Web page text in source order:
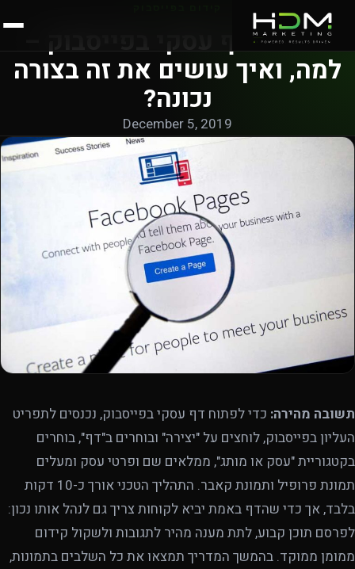
פתיחת דף עסקי בפייסבוק –
למה, ואיך עושים את זה בצורה
נכונה?
December 5, 2019
תשובה מהירה: כדי לפתוח דף עסקי בפייסבוק, נכנסים לתפריט
העליון בפייסבוק, לוחצים על "יצירה" ובוחרים ב"דף", בוחרים
בקטגוריית "עסק או מותג", ממלאים שם ופרטי עסק ומעלים
תמונת פרופיל ותמונת קאבר. התהליך הטכני אורך כ-10 דקות
בלבד, אך כדי שהדף באמת יביא לקוחות צריך גם לנהל אותו נכון:
לפרסם תוכן קבוע, לתת מענה מהיר לתגובות ולשקול קידום
ממומן ממוקד. בהמשך המדריך תמצאו את כל השלבים בתמונות,